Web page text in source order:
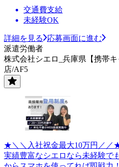
交通費支給
未経験OK
詳細を見る
応募画面に進む
派遣労働者
株式会社シエロ_兵庫県【携帯
店/AF5
★＼＼入社祝金最大10万円／／
実績豊富なシエロなら未経験